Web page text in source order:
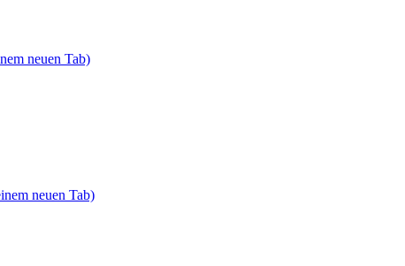
neuen Tab)
neuen Tab)